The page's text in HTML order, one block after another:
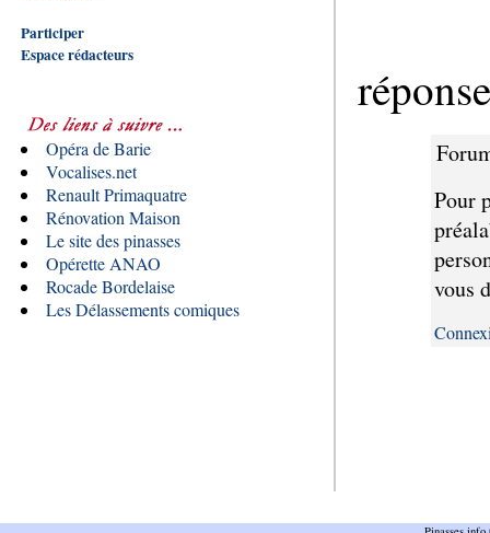
Participer
Espace rédacteurs
Opéra de Barie
Vocalises.net
Renault Primaquatre
Rénovation Maison
Le site des pinasses
Opérette ANAO
Rocade Bordelaise
Les Délassements comiques
Pour
vous